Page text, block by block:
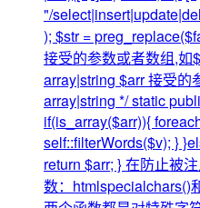
"/
); $str =
接受的参数或者数组,如
array|string $arr 接受的
array|string */ static
if(is_array($arr)){
self::filterWords($v); }
return $arr; } 在防止被
数：htmlspecialchars()